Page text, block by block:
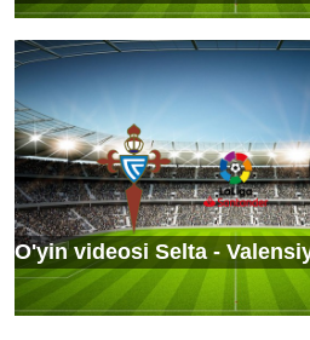
O'yin videosi Selta -